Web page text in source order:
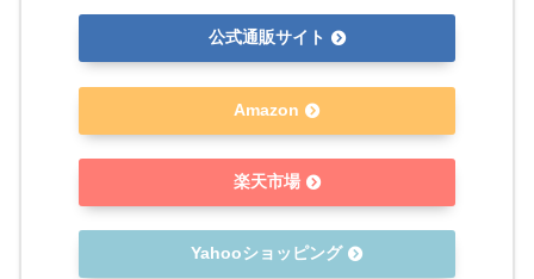
公式通販サイト
Amazon
楽天市場
Yahooショッピング